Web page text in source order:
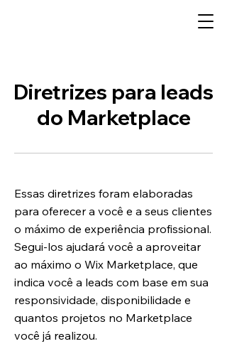
Diretrizes para leads
do Marketplace
Essas diretrizes foram elaboradas
para oferecer a você e a seus clientes
o máximo de experiência profissional.
Segui-los ajudará você a aproveitar
ao máximo o Wix Marketplace, que
indica você a leads com base em sua
responsividade, disponibilidade e
quantos projetos no Marketplace
você já realizou.